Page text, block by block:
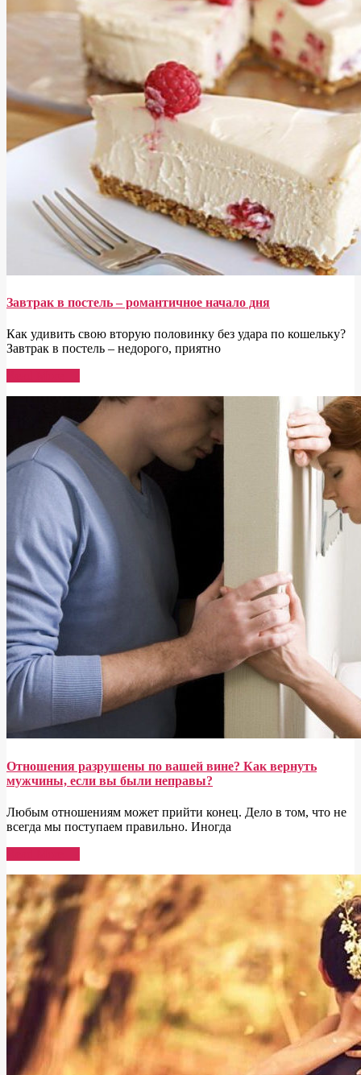
Завтрак в постель – романтичное начало дня
Как удивить свою вторую половинку без удара по кошельку?
Завтрак в постель – недорого, приятно
Отношения разрушены по вашей вине? Как вернуть
мужчины, если вы были неправы?
Любым отношениям может прийти конец. Дело в том, что не
всегда мы поступаем правильно. Иногда